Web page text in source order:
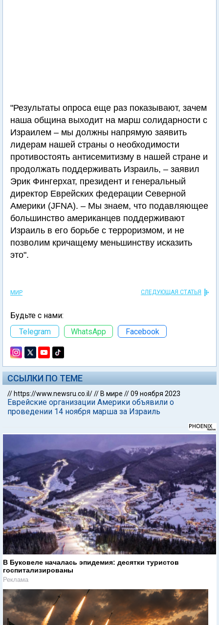
"Результаты опроса еще раз показывают, зачем
наша община выходит на марш солидарности с
Израилем – мы должны напрямую заявить
лидерам нашей страны о необходимости
противостоять антисемитизму в нашей стране и
продолжать поддерживать Израиль, – заявил
Эрик Фингерхат, президент и генеральный
директор Еврейских федерации Северной
Америки (JFNA). – Мы знаем, что подавляющее
большинство американцев поддерживают
Израиль в его борьбе с терроризмом, и не
позволим кричащему меньшинству исказить
это".
МИР СЛЕДУЮЩАЯ СТАТЬЯ
Будьте с нами:
Telegram
WhatsApp Facebook
ССЫЛКИ ПО ТЕМЕ
// https://www.newsru.co.il/// В мире //09 ноября 2023
Еврейские организации Америки объявили о
проведении 14 ноября марша за Израиль
В Буковеле началась эпидемия: десятки туристов
госпитализированы
Реклама